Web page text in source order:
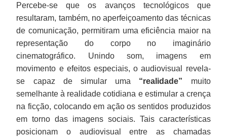
Percebe-se que os avanços tecnológicos que
resultaram, também, no aperfeiçoamento das técnicas
de comunicação, permitiram uma eficiência maior na
representação do corpo no imaginário
cinematográfico. Unindo som, imagens em
movimento e efeitos especiais, o audiovisual revela-
se capaz de simular uma “realidade” muito
semelhante à realidade cotidiana e estimular a crença
na ficção, colocando em ação os sentidos produzidos
em torno das imagens sociais. Tais características
posicionam o audiovisual entre as chamadas